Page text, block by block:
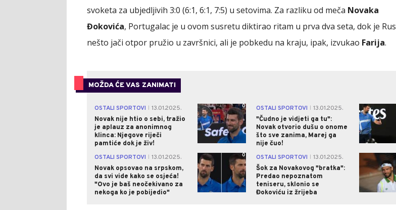
svoketa za ubjedljivih 3:0 (6:1, 6:1, 7:5) u setovima. Za razliku od meča Novaka
Đokovića, Portugalac je u ovom susretu diktirao ritam u prva dva seta, dok je Rus
nešto jači otpor pružio u završnici, ali je pobkedu na kraju, ipak, izvukao Farija.
MOŽDA ĆE VAS ZANIMATI
OSTALI SPORTOVI
13.01.2025.
Novak nije htio o sebi, tražio
je aplauz za anonimnog
klinca: Njegove riječi
pamtiće dok je živ!
0 OSTALI SPORTOVI
13.01.2025.
"Čudno je vidjeti ga tu":
Novak otvorio dušu o onome
što sve zanima, Marej ga
nije čuo!
OSTALI SPORTOVI
13.01.2025.
Novak opsovao na srpskom,
da svi vide kako se osjeća!
"Ovo je baš neočekivano za
nekoga ko je pobijedio"
0 OSTALI SPORTOVI
13.01.2025.
Šok za Novakovog "bratka":
Predao nepoznatom
teniseru, sklonio se
Đokoviću iz žrijeba